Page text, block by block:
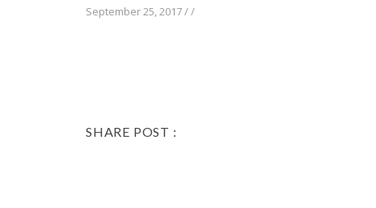
September 25, 2017//
SHARE POST :